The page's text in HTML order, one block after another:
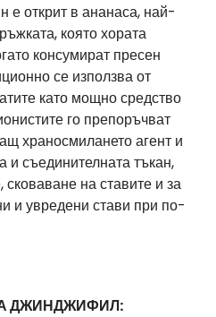
е открит в ананаса, най-
която хората
консумират пресен
се използва от
като мощно средство
го препоръчват
храносмилането агент и
и съединителната тъкан,
на ставите и за
и увредени стави при по-
ДЖИНДЖИФИЛ: